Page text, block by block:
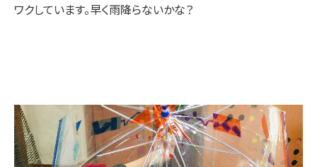
ワクしています。早く雨降らないかな？